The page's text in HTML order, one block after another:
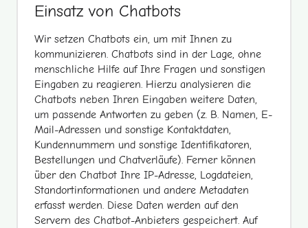
Einsatz von Chatbots
Wir setzen Chatbots ein, um mit Ihnen zu
kommunizieren. Chatbots sind in der Lage, ohne
menschliche Hilfe auf Ihre Fragen und sonstigen
Eingaben zu reagieren. Hierzu analysieren die
Chatbots neben Ihren Eingaben weitere Daten,
um passende Antworten zu geben (z. B. Namen, E-
Mail-Adressen und sonstige Kontaktdaten,
Kundennummern und sonstige Identifikatoren,
Bestellungen und Chatverläufe). Ferner können
über den Chatbot Ihre IP-Adresse, Logdateien,
Standortinformationen und andere Metadaten
erfasst werden. Diese Daten werden auf den
Servern des Chatbot-Anbieters gespeichert. Auf